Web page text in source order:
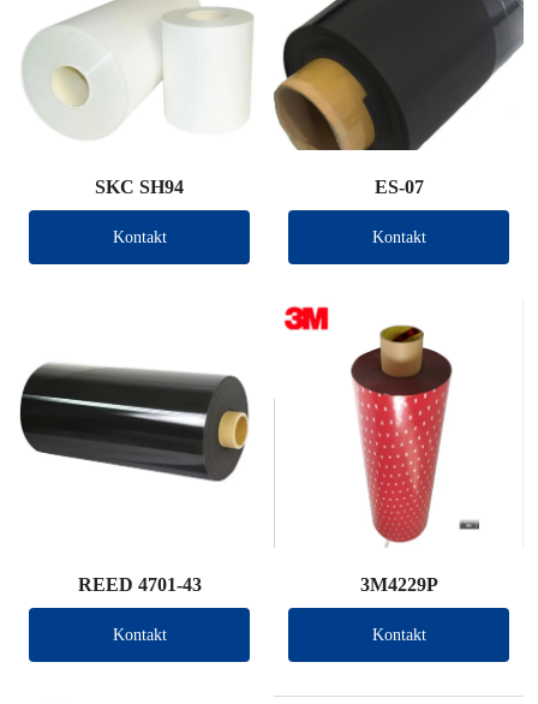
SKC SH94
Kontakt
ES-07
Kontakt
REED 4701-43
Kontakt
3M4229P
Kontakt